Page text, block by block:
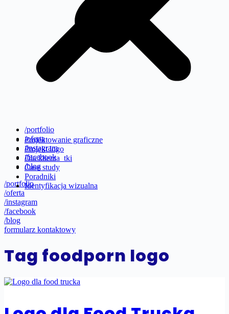
Projektowanie graficzne
Projekt logo
Dla klienta_tki
Case study
Poradniki
Identyfikacja wizualna
/portfolio
/oferta
/instagram
/facebook
/blog
/portfolio
/oferta
/instagram
/facebook
/blog
formularz kontaktowy
Tag foodporn logo